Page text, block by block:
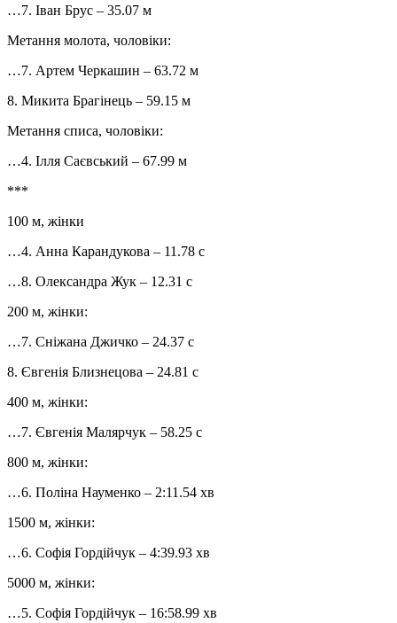
…7. Іван Брус – 35.07 м
Метання молота, чоловіки:
…7. Артем Черкашин – 63.72 м
8. Микита Брагінець – 59.15 м
Метання списа, чоловіки:
…4. Ілля Саєвський – 67.99 м
***
100 м, жінки
…4. Анна Карандукова – 11.78 с
…8. Олександра Жук – 12.31 с
200 м, жінки:
…7. Сніжана Джичко – 24.37 с
8. Євгенія Близнецова – 24.81 с
400 м, жінки:
…7. Євгенія Малярчук – 58.25 с
800 м, жінки:
…6. Поліна Науменко – 2:11.54 хв
1500 м, жінки:
…6. Софія Гордійчук – 4:39.93 хв
5000 м, жінки:
…5. Софія Гордійчук – 16:58.99 хв